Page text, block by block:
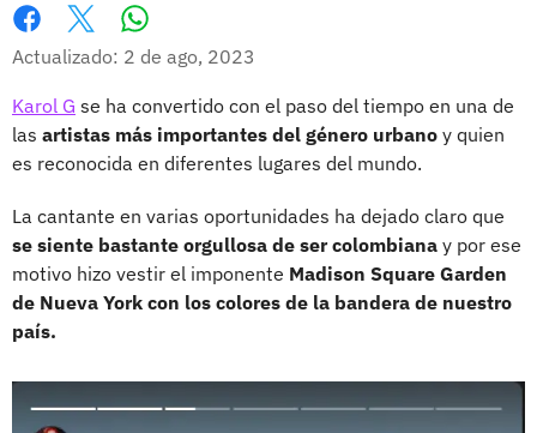
Facebook
X
Actualizado: 2 de ago, 2023
Karol G se ha convertido con el paso del tiempo en una de
las artistas más importantes del género urbano y quien
es reconocida en diferentes lugares del mundo.
La cantante en varias oportunidades ha dejado claro que
se siente bastante orgullosa de ser colombiana y por ese
motivo hizo vestir el imponente Madison Square Garden
de Nueva York con los colores de la bandera de nuestro
país.